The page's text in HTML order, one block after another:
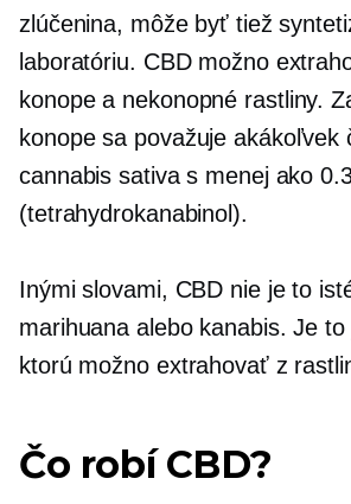
zlúčenina, môže byť tiež
laboratóriu. CBD možno
konope a nekonopné rastliny.
konope sa považuje akákoľvek
cannabis sativa s menej ako
(tetrahydrokanabinol).
Inými slovami, CBD nie je to
marihuana alebo kanabis. Je
ktorú možno extrahovať z
Čo robí CBD?